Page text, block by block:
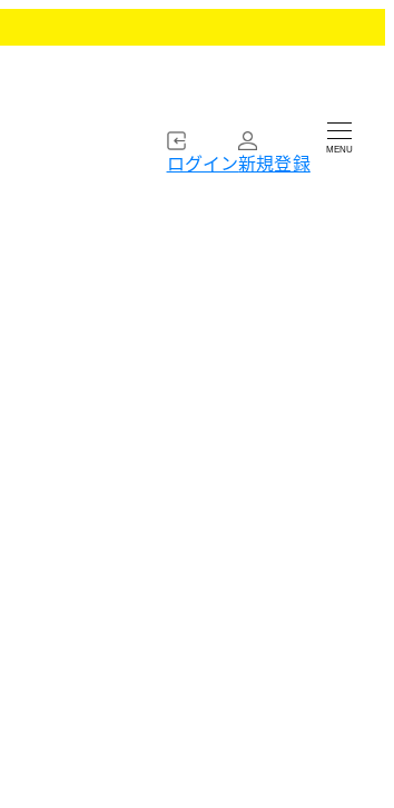
ログイン新規登録 MENU